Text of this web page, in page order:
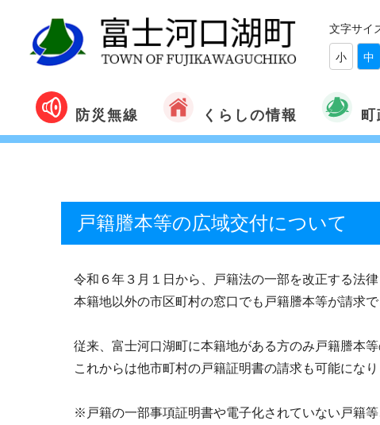
文字サイ
小 中
防災無線 くらしの情報 町
戸籍謄本等の広域交付について
令和６年３月１日から、戸籍法の一部を改正する法
本籍地以外の市区町村の窓口でも戸籍謄本等が請求で
従来、富士河口湖町に本籍地がある方のみ戸籍謄本等
これからは他市町村の戸籍証明書の請求も可能になり
※戸籍の一部事項証明書や電子化されていない戸籍等